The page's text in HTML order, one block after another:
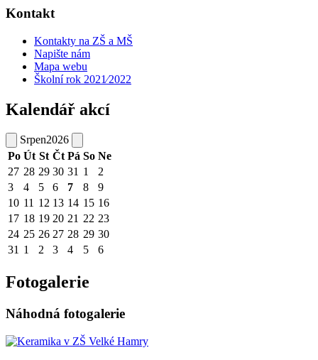
Kontakt
Kontakty na ZŠ a MŠ
Napište nám
Mapa webu
Školní rok 2021⁄2022
Kalendář akcí
Srpen2026
Po Út St Čt Pá So Ne
27 28 29 30 31 1
2
3
4 5 6 7 8
9
10 11 12 13 14 15 16
17 18 19 20 21 22 23
24 25 26 27 28 29 30
31 1 2 3 4 5 6
Fotogalerie
Náhodná fotogalerie